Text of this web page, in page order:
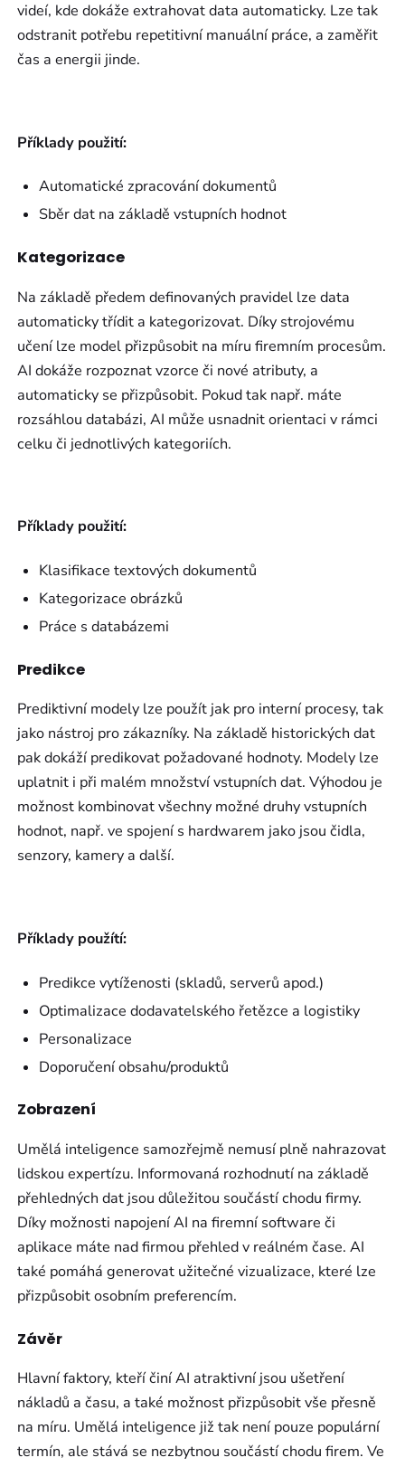
videí, kde dokáže extrahovat data automaticky. Lze tak
odstranit potřebu repetitivní manuální práce, a zaměřit
čas a energii jinde.
Příklady použití:
Automatické zpracování dokumentů
Sběr dat na základě vstupních hodnot
Kategorizace
Na základě předem definovaných pravidel lze data
automaticky třídit a kategorizovat. Díky strojovému
učení lze model přizpůsobit na míru firemním procesům.
AI dokáže rozpoznat vzorce či nové atributy, a
automaticky se přizpůsobit. Pokud tak např. máte
rozsáhlou databázi, AI může usnadnit orientaci v rámci
celku či jednotlivých kategoriích.
Příklady použití:
Klasifikace textových dokumentů
Kategorizace obrázků
Práce s databázemi
Predikce
Prediktivní modely lze použít jak pro interní procesy, tak
jako nástroj pro zákazníky. Na základě historických dat
pak dokáží predikovat požadované hodnoty. Modely lze
uplatnit i při malém množství vstupních dat. Výhodou je
možnost kombinovat všechny možné druhy vstupních
hodnot, např. ve spojení s hardwarem jako jsou čidla,
senzory, kamery a další.
Příklady použítí:
Predikce vytíženosti (skladů, serverů apod.)
Optimalizace dodavatelského řetězce a logistiky
Personalizace
Doporučení obsahu/produktů
Zobrazení
Umělá inteligence samozřejmě nemusí plně nahrazovat
lidskou expertízu. Informovaná rozhodnutí na základě
přehledných dat jsou důležitou součástí chodu firmy.
Díky možnosti napojení AI na firemní software či
aplikace máte nad firmou přehled v reálném čase. AI
také pomáhá generovat užitečné vizualizace, které lze
přizpůsobit osobním preferencím.
Závěr
Hlavní faktory, kteří činí AI atraktivní jsou ušetření
nákladů a času, a také možnost přizpůsobit vše přesně
na míru. Umělá inteligence již tak není pouze populární
termín, ale stává se nezbytnou součástí chodu firem. Ve